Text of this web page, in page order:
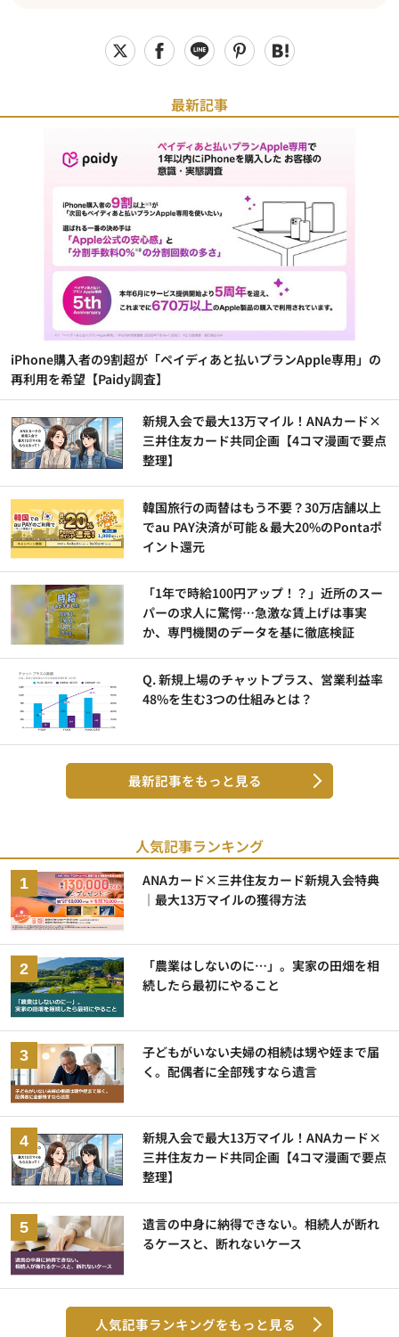
最新記事
iPhone購入者の9割超が「ペイディあと払いプランApple専用」の
再利用を希望【Paidy調査】
新規入会で最大13万マイル！ANAカード×
三井住友カード共同企画【4コマ漫画で要点
整理】
韓国旅行の両替はもう不要？30万店舗以上
でau PAY決済が可能＆最大20%のPontaポ
イント還元
「1年で時給100円アップ！？」近所のスー
パーの求人に驚愕…急激な賃上げは事実
か、専門機関のデータを基に徹底検証
Q. 新規上場のチャットプラス、営業利益率
48%を生む3つの仕組みとは？
最新記事をもっと見る
人気記事ランキング
ANAカード×三井住友カード新規入会特典
｜最大13万マイルの獲得方法
「農業はしないのに…」。実家の田畑を相
続したら最初にやること
子どもがいない夫婦の相続は甥や姪まで届
く。配偶者に全部残すなら遺言
新規入会で最大13万マイル！ANAカード×
三井住友カード共同企画【4コマ漫画で要点
整理】
遺言の中身に納得できない。相続人が断れ
るケースと、断れないケース
人気記事ランキングをもっと見る